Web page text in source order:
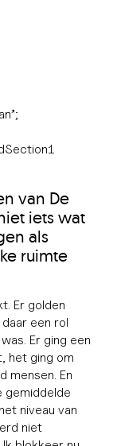
van De
iets wat
als
ruimte
Er golden
een rol
Er ging een
het ging om
mensen. En
gemiddelde
niveau van
niet